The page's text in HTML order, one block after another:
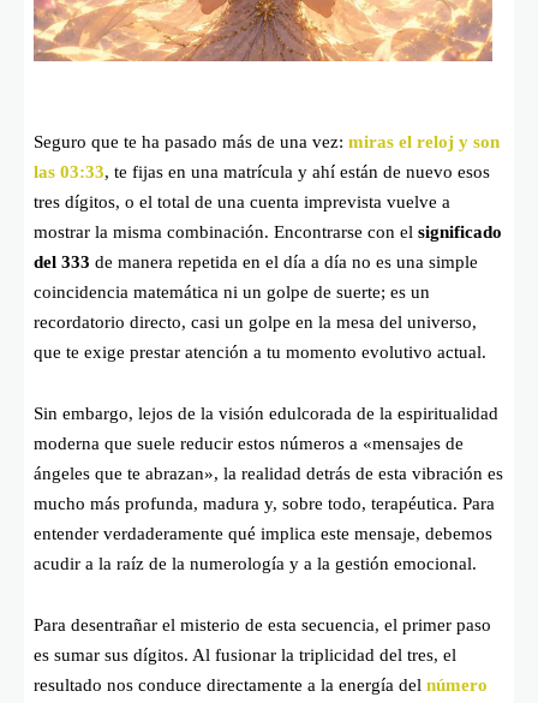
Seguro que te ha pasado más de una vez: miras el reloj y son
las 03:33, te fijas en una matrícula y ahí están de nuevo esos
tres dígitos, o el total de una cuenta imprevista vuelve a
mostrar la misma combinación. Encontrarse con el significado
del 333 de manera repetida en el día a día no es una simple
coincidencia matemática ni un golpe de suerte; es un
recordatorio directo, casi un golpe en la mesa del universo,
que te exige prestar atención a tu momento evolutivo actual.
Sin embargo, lejos de la visión edulcorada de la espiritualidad
moderna que suele reducir estos números a «mensajes de
ángeles que te abrazan», la realidad detrás de esta vibración es
mucho más profunda, madura y, sobre todo, terapéutica. Para
entender verdaderamente qué implica este mensaje, debemos
acudir a la raíz de la numerología y a la gestión emocional.
Para desentrañar el misterio de esta secuencia, el primer paso
es sumar sus dígitos. Al fusionar la triplicidad del tres, el
resultado nos conduce directamente a la energía del número